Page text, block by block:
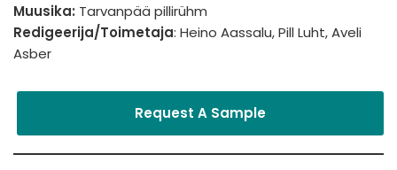
Muusika: Tarvanpää pillirühm
Redigeerija/Toimetaja: Heino Aassalu, Pill Luht, Aveli
Asber
Request A Sample